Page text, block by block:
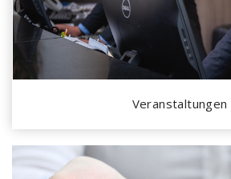
Veranstaltungen